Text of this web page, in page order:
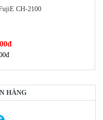
ceramic-fujie-ch-2100/
CH-2100
đ
đ
HÀNG